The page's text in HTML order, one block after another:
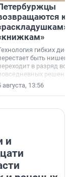
к
гибких
быть
в разряд
августа, 13:56
и